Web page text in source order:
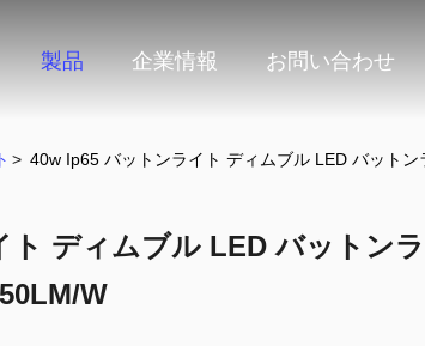
製品 企業情報 お問い合わせ
> 40w Ip65 バットンライト ディムブル LED バット
ディムブル LED バットンラ
W